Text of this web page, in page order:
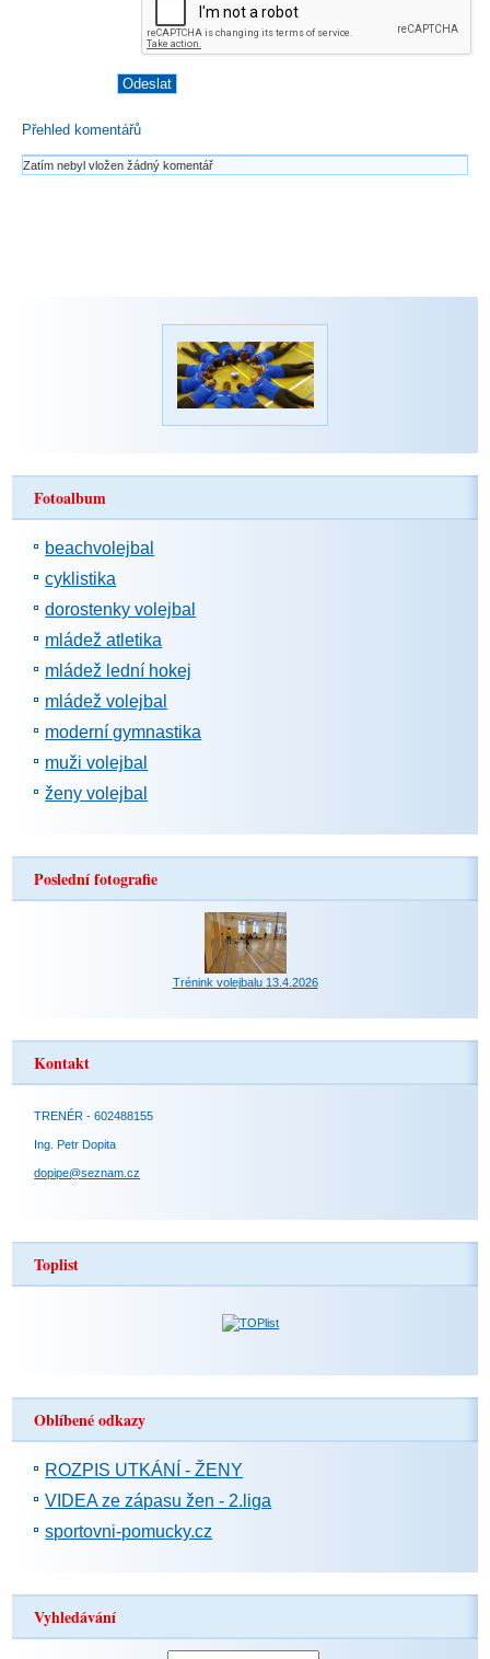
Přehled komentářů
Zatím nebyl vložen žádný komentář
Fotoalbum
beachvolejbal
cyklistika
dorostenky volejbal
mládež atletika
mládež lední hokej
mládež volejbal
moderní gymnastika
muži volejbal
ženy volejbal
Poslední fotografie
Trénink volejbalu 13.4.2026
Kontakt
TRENÉR - 602488155
Ing. Petr Dopita
dopipe@seznam.cz
Toplist
Oblíbené odkazy
ROZPIS UTKÁNÍ - ŽENY
VIDEA ze zápasu žen - 2.liga
sportovni-pomucky.cz
Vyhledávání